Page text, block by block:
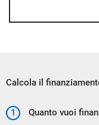
Calcola il
1 Quanto vuoi